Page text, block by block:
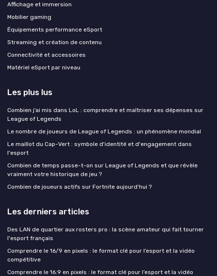
Affichage et immersion
Mobilier gaming
Équipements performance eSport
Streaming et création de contenu
Connectivité et accessoires
Matériel eSport par niveau
Les plus lus
Combien j’ai mis dans LoL : comprendre et maîtriser ses dépenses sur
League of Legends
Le nombre de joueurs de League of Legends : un phénomène mondial
Le maillot du Cap-Vert : symbole d'identité et d'engagement dans
l'esport
Combien de temps passe-t-on sur League of Legends et que révèle
vraiment votre historique de jeu ?
Combien de joueurs actifs sur Fortnite aujourd'hui ?
Les derniers articles
Des LAN de quartier aux rosters pro : la scène amateur qui fait tourner
l'esport français
Comprendre le 16/9 en pixels : le format clé pour l’esport et la vidéo
compétitive
Comprendre le 16:9 en pixels : le format clé pour l’esport et la vidéo